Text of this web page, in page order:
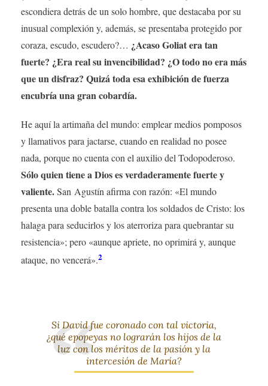
escondiera detrás de un solo hombre, que destacaba por su
inusual complexión y, además, se presentaba protegido por
coraza, escudo, escudero?… ¿Acaso Goliat era tan
fuerte? ¿Era real su invencibilidad? ¿O todo no era más
que un disfraz? Quizá toda esa exhibición de fuerza
encubría una gran cobardía.
He aquí la artimaña del mundo: emplear medios pomposos
y llamativos para jactarse, cuando en realidad no posee
nada, porque no cuenta con el auxilio del Todopoderoso.
Sólo quien tiene a Dios es verdaderamente fuerte y
valiente.San Agustín afirma con razón: «El mundo
presenta una doble batalla contra los soldados de Cristo: los
halaga para seducirlos y los aterroriza para quebrantar su
resistencia»; pero «aunque apriete, no oprimirá y, aunque
ataque, no vencerá».2
Si David fue coronado con tal victoria,
¿qué epopeyas no lograrán los hijos de la
luz con los méritos de la pasión y la
intercesión de María?